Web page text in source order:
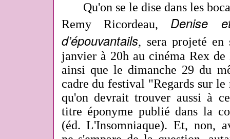
Qu'on se le dise dans les
Remy Ricordeau,
Denise
d’épouvantails, sera projeté en
janvier à 20h au cinéma Rex de
ainsi que le dimanche 29 du
cadre du festival "Regards sur
qu'on devrait trouver aussi à
titre éponyme publié dans la
(éd. L'Insomniaque). Et, non,